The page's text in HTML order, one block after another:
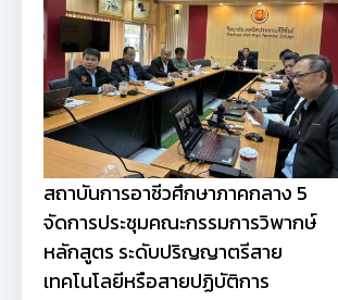
สถาบันการอาชีวศึกษาภาคกลาง 5
จัดการประชุมคณะกรรมการวิพากษ์
หลักสูตร ระดับปริญญาตรีสาย
เทคโนโลยีหรือสายปฏิบัติการ